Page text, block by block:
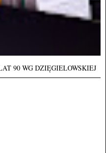
90 WG DZIĘGIELOWSKIEJ